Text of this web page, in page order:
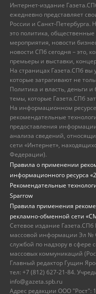
Интернет-издание
ежедневно представляет
России и Санкт-Петербурга.
это политика,
мероприятия, новости
новости СПб сегодня – это,
премьеры и выставки,
На страницах Газета.СПб вы
которые затрагивают не
Политика и власть, деньги и
темы, которые Газета.СПб
На информационном
рекомендательные
предоставления
анализа сведений,
сети «Интернет»,
Федерации).
Правила о применении
информационного ресурса
Рекомендательные
Sparrow
Правила применения
рекламно-обменной сети
Сетевое издание
массовой информации Эл №
службой по надзору в сфере
массовых коммуникаций
Главный редактор Гущин
тел: +7 (812) 627-21-84.
info@gazeta.spb.ru
Адрес редакции ООО "Рост":